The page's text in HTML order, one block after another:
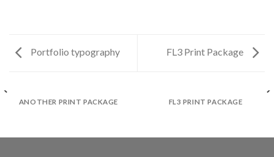
Portfolio typography FL3 Print Package
ANOTHER PRINT PACKAGE FL3 PRINT PACKAGE